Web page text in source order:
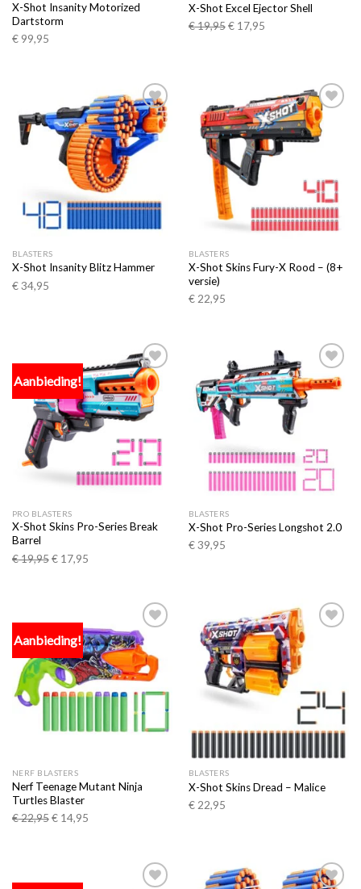
X-Shot Insanity Motorized
Dartstorm
€99,95
X-Shot Excel Ejector Shell
€19,95 €17,95
Toevoegen
aan
verlanglijst
BLASTERS
X-Shot Insanity Blitz Hammer
€34,95
Toevoegen
aan
verlanglijst
BLASTERS
X-Shot Skins Fury-X Rood – (8+
versie)
€22,95
Aanbieding!
Toevoegen
aan
verlanglijst
PRO BLASTERS
X-Shot Skins Pro-Series Break
Barrel
€19,95 €17,95
Toevoegen
aan
verlanglijst
BLASTERS
X-Shot Pro-Series Longshot 2.0
€39,95
Aanbieding!
Toevoegen
aan
verlanglijst
NERF BLASTERS
Nerf Teenage Mutant Ninja
Turtles Blaster
€22,95 €14,95
Toevoegen
verlanglijst
BLASTERS
X-Shot Skins Dread – Malice
€22,95